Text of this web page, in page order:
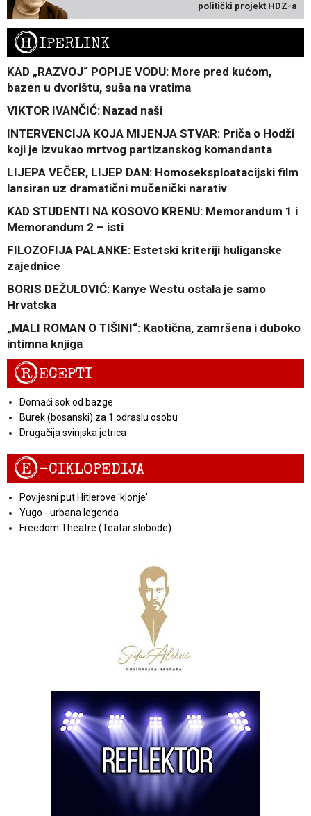
politički projekt HDZ-a
HIPERLINK
KAD „RAZVOJ“ POPIJE VODU: More pred kućom,
bazen u dvorištu, suša na vratima
VIKTOR IVANČIĆ: Nazad naši
INTERVENCIJA KOJA MIJENJA STVAR: Priča o Hodži
koji je izvukao mrtvog partizanskog komandanta
LIJEPA VEČER, LIJEP DAN: Homoseksploatacijski film
lansiran uz dramatični mučenički narativ
KAD STUDENTI NA KOSOVO KRENU: Memorandum 1 i
Memorandum 2 – isti
FILOZOFIJA PALANKE: Estetski kriteriji huliganske
zajednice
BORIS DEŽULOVIĆ: Kanye Westu ostala je samo
Hrvatska
„MALI ROMAN O TIŠINI“: Kaotična, zamršena i duboko
intimna knjiga
RECEPTI
Domaći sok od bazge
Burek (bosanski) za 1 odraslu osobu
Drugačija svinjska jetrica
E-CIKLOPEDIJA
Povijesni put Hitlerove 'klonje'
Yugo - urbana legenda
Freedom Theatre (Teatar slobode)